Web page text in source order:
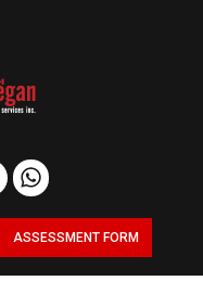
ASSESSMENT FORM